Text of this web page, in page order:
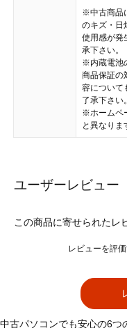
※中古商品
のキズ・日
使用感が発
承下さい。
※内蔵電池
商品保証の
容について
了承下さい。
※ホームペ
と異なりま
ユーザーレビュー
この商品に寄せられたレ
レビューを評
中古パソコンでも安心の6つ